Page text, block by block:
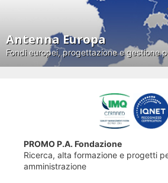
Antenna Europa
Fondi europei, progettazione e gestione
PROMO P.A. Fondazione
Ricerca, alta formazione e progetti
amministrazione